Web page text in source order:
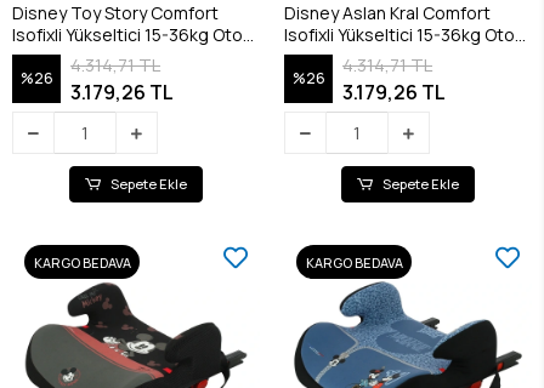
Disney Toy Story Comfort
Isofixli Yükseltici 15-36kg Oto
Koltuğu - TOYS PLAY JEAN
%26
4.314,71 TL
3.179,26 TL
Sepete Ekle
Disney Aslan Kral Comfort
Isofixli Yükseltici 15-36kg Oto
Koltuğu
%26
4.314,71 TL
3.179,26 TL
Sepete Ekle
KARGO BEDAVA KARGO BEDAVA